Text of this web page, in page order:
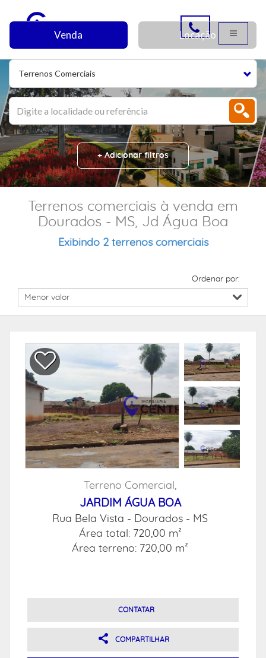
Terrenos Comerciais
Venda Locação
+ Adicionar filtros
Terrenos comerciais à venda em
Dourados - MS, Jd Água Boa
Exibindo 2 terrenos comerciais
Ordenar por:
Terreno Comercial,
JARDIM ÁGUA BOA
Rua Bela Vista - Dourados - MS
Área total: 720,00 m²
Área terreno: 720,00 m²
CONTATAR
COMPARTILHAR